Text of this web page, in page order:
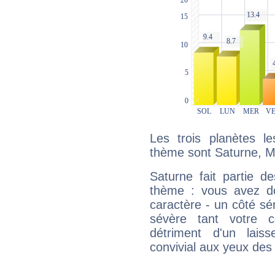
Les trois planètes
thème sont Saturne,
Saturne fait partie
thème : vous avez
caractère - un côté
sévère tant votre
détriment d'un
convivial aux yeux